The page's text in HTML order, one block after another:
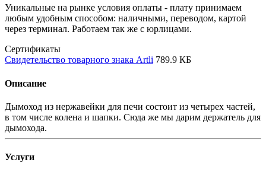
Уникальные на рынке условия оплаты - плату принимаем
любым удобным способом: наличными, переводом, картой
через терминал. Работаем так же с юрлицами.
Сертификаты
Свидетельство товарного знака Artli 789.9 КБ
Описание
Дымоход из нержавейки для печи состоит из четырех частей,
в том числе колена и шапки. Сюда же мы дарим держатель для
дымохода.
Услуги